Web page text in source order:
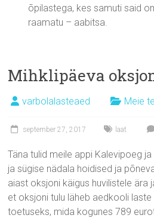
õpilastega, kes samuti said
raamatu – aabitsa.
Mihklipäeva
varbolalasteaed Meie
september 27, 2017 laat
Täna tulid meile appi Kalevipoeg
ja sügise nädala hoidised ja
aiast oksjoni käigus huvilistele ära
et oksjoni tulu läheb aedkooli
toetuseks, mida kogunes 789